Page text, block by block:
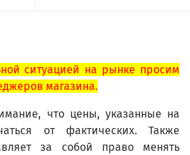
ситуацией на рынке просим
магазина.
что цены, указанные на
от фактических. Также
за собой право менять